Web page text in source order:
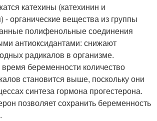
катехины (катехинин и
- органические вещества из группы
полифенольные соединения
антиоксидантами: снижают
радикалов в организме.
время беременности количество
становится выше, поскольку они
синтеза гормона прогестерона.
позволяет сохранить беременность